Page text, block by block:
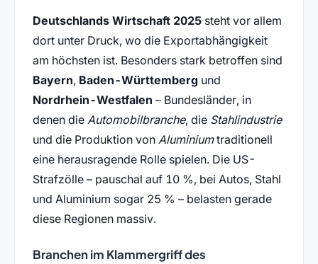
Deutschlands Wirtschaft 2025steht vor allem
dort unter Druck, wo die Exportabhängigkeit
am höchsten ist. Besonders stark betroffen sind
Bayern, Baden-Württembergund
Nordrhein-Westfalen – Bundesländer, in
denen die Automobilbranche, die Stahlindustrie
und die Produktion von Aluminiumtraditionell
eine herausragende Rolle spielen. Die US-
Strafzölle – pauschal auf 10 %, bei Autos, Stahl
und Aluminium sogar 25 % – belasten gerade
diese Regionen massiv.
Branchen im Klammergriff des